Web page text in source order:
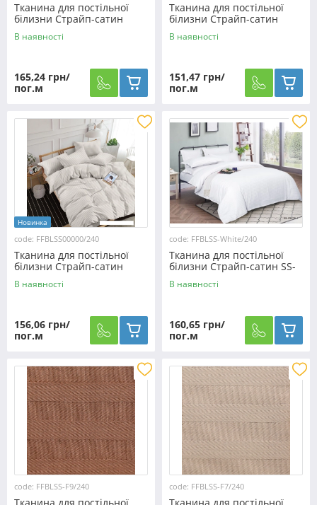
Тканина для постільної
білизни Страйп-сатин
SS01406/240 (60м)
В наявності
165,24 грн/
пог.м
Тканина для постільної
білизни Страйп-сатин
SS01/240 (60м)
В наявності
151,47 грн/
пог.м
Новинка
code: FFBLSS00000/240
Тканина для постільної
білизни Страйп-сатин
SS00000/240 (60м)
В наявності
156,06 грн/
пог.м
code: FFBLSS-White/240
Тканина для постільної
білизни Страйп-сатин SS-
White/240 (50м)
В наявності
160,65 грн/
пог.м
code: FFBLSS-F9/240 code: FFBLSS-F7/240